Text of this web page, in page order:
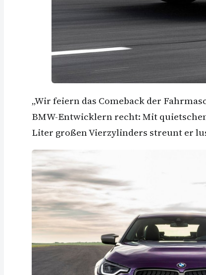
„Wir feiern das Comeback der
BMW-Entwicklern recht: Mit
Liter großen Vierzylinders streunt er